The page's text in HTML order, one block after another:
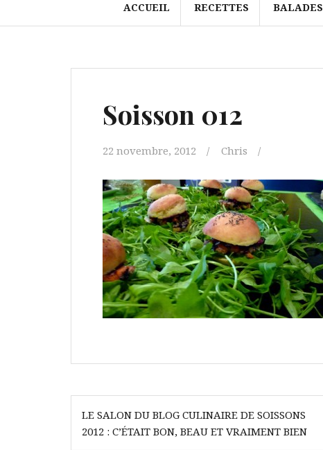
ACCUEIL RECETTES BALADES
Soisson 012
22 novembre, 2012 Chris
Navigation
de
LE SALON DU BLOG CULINAIRE DE SOISSONS
2012 : C’ÉTAIT BON, BEAU ET VRAIMENT BIEN